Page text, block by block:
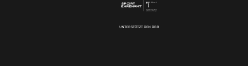
UNTERSTÜTZT DEN DBB